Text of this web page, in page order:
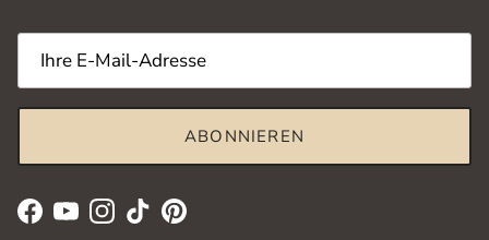
ABONNIEREN
Facebook
YouTubeInstagram
TikTokPinterest